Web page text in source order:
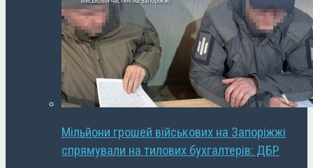
Мільйони грошей військових на Запоріжжі
спрямували на тилових бухгалтерів: ДБР